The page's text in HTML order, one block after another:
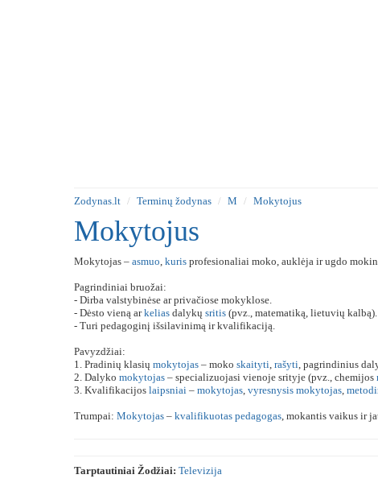
Zodynas.lt Terminų žodynas M Mokytojus
Mokytojus
Mokytojas – asmuo, kuris profesionaliai moko, auklėja ir ugdo
Pagrindiniai bruožai:
- Dirba valstybinėse ar privačiose mokyklose.
- Dėsto vieną arkelias dalykų sritis (pvz., matematiką, lietuvių kalbą).
- Turi pedagoginį išsilavinimą ir kvalifikaciją.
Pavyzdžiai:
1. Pradinių klasių mokytojas – moko skaityti, rašyti, pagrindinius
2. Dalyko mokytojas – specializuojasi vienoje srityje (pvz., chemijos
3. Kvalifikacijos laipsniai – mokytojas, vyresnysis mokytojas,
Trumpai: Mokytojas – kvalifikuotas pedagogas, mokantis vaikus ir
Tarptautiniai Žodžiai: Televizija